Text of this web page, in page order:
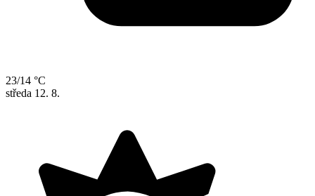
23/14 °C
středa 12. 8.